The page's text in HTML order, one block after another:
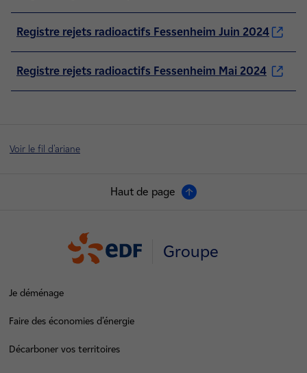
Registre rejets radioactifs Fessenheim Juin 2024
Registre rejets radioactifs Fessenheim Mai 2024
Voir le fil d'ariane
Haut de page
Groupe
Je déménage
Faire des économies d’énergie
Décarboner vos territoires